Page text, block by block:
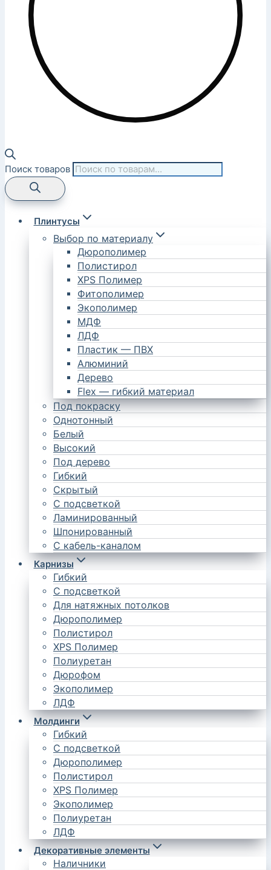
Поиск товаров
Плинтусы
Выбор по материалу
Дюрополимер
Полистирол
XPS Полимер
Фитополимер
Экополимер
МДФ
ЛДФ
Пластик — ПВХ
Алюминий
Дерево
Flex — гибкий материал
Под покраску
Однотонный
Белый
Высокий
Под дерево
Гибкий
Скрытый
С подсветкой
Ламинированный
Шпонированный
С кабель-каналом
Карнизы
Гибкий
С подсветкой
Для натяжных потолков
Дюрополимер
Полистирол
XPS Полимер
Полиуретан
Дюрофом
Экополимер
ЛДФ
Молдинги
Гибкий
С подсветкой
Дюрополимер
Полистирол
XPS Полимер
Экополимер
Полиуретан
ЛДФ
Декоративные элементы
Наличники